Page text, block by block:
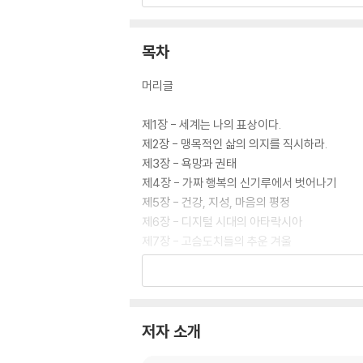
고귀한 고독 : 외로움을 견디는 것이 아니라, 자
내적 자산 관리: 건강, 지성, 마음의 평정이라는
4. 체념을 넘어 '아모르 파티'로
쇼펜하우어의 냉철한 인식은 결코 허무주의로
고통의 바다를 건너기 위해 견고한 배를 만드
"세상은 당신에게 상처를 줄 수 있지만, 당신이
목차
머리글
제1장 - 세계는 나의 표상이다.
제2장 - 맹목적인 삶의 의지를 직시하라.
제3장 - 욕망과 권태
제4장 - 가짜 행복의 신기루에서 벗어나기
제5장 - 건강, 지성, 마음의 평정
제6장 - 디지털 시대의 아타락시아
제7장 - 고슴도치들의 추운 겨울
제8장 ? 고독의 재발견
제12장 - 고통을 넘어 긍정으로
저자 소개